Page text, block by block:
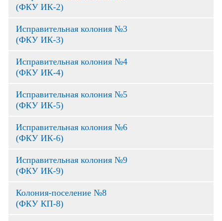
(ФКУ ИК-2)
Исправительная колония №3
(ФКУ ИК-3)
Исправительная колония №4
(ФКУ ИК-4)
Исправительная колония №5
(ФКУ ИК-5)
Исправительная колония №6
(ФКУ ИК-6)
Исправительная колония №9
(ФКУ ИК-9)
Колония-поселение №8
(ФКУ КП-8)